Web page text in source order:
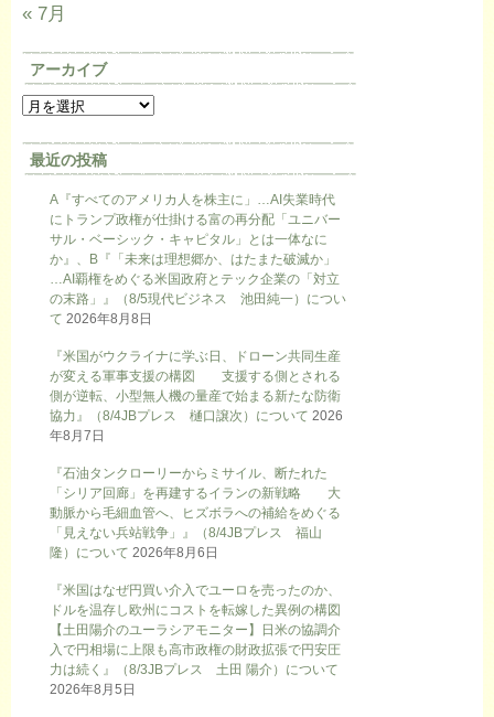
« 7月
アーカイブ
最近の投稿
A『すべてのアメリカ人を株主に」…AI失業時代
にトランプ政権が仕掛ける富の再分配「ユニバー
サル・ベーシック・キャピタル」とは一体なに
か』、B『「未来は理想郷か、はたまた破滅か」
…AI覇権をめぐる米国政府とテック企業の「対立
の末路」』（8/5現代ビジネス 池田純一）につい
て 2026年8月8日
『米国がウクライナに学ぶ日、ドローン共同生産
が変える軍事支援の構図 支援する側とされる
側が逆転、小型無人機の量産で始まる新たな防衛
協力』（8/4JBプレス 樋口譲次）について 2026
年8月7日
『石油タンクローリーからミサイル、断たれた
「シリア回廊」を再建するイランの新戦略 大
動脈から毛細血管へ、ヒズボラへの補給をめぐる
「見えない兵站戦争」』（8/4JBプレス 福山
隆）について 2026年8月6日
『米国はなぜ円買い介入でユーロを売ったのか、
ドルを温存し欧州にコストを転嫁した異例の構図
【土田陽介のユーラシアモニター】日米の協調介
入で円相場に上限も高市政権の財政拡張で円安圧
力は続く』（8/3JBプレス 土田 陽介）について
2026年8月5日